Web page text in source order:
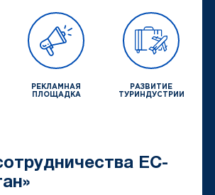
РЕКЛАМНАЯ
ПЛОЩАДКА
РАЗВИТИЕ
ТУРИНДУСТРИИ
ЕС-